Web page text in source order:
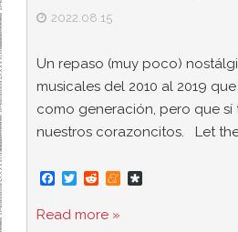
2022.08.15
Un repaso (muy poco)
musicales del 2010 al 2019
como generación, pero que sí
nuestros corazoncitos. Let
F
e
T
t
R
d
M
Read more »